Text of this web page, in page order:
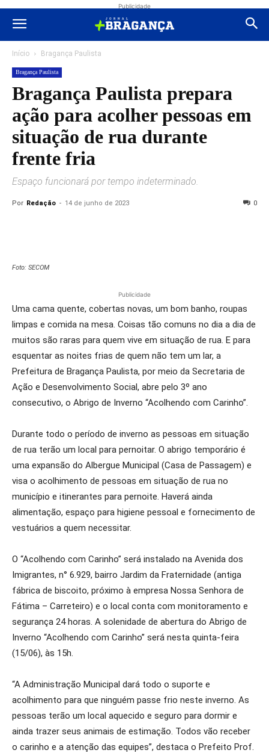
Publicidade
Início Bragança Paulista
Bragança Paulista
Bragança Paulista prepara
ação para acolher pessoas em
situação de rua durante
frente fria
Espaço funcionará por tempo indeterminado.
Por Redação - 14 de junho de 2023 0
Foto: SECOM
Publicidade
Uma cama quente, cobertas novas, um bom banho, roupas
limpas e comida na mesa. Coisas tão comuns no dia a dia de
muitos são raras para quem vive em situação de rua. E para
esquentar as noites frias de quem não tem um lar, a
Prefeitura de Bragança Paulista, por meio da Secretaria de
Ação e Desenvolvimento Social, abre pelo 3º ano
consecutivo, o Abrigo de Inverno “Acolhendo com Carinho”.
Durante todo o período de inverno as pessoas em situação
de rua terão um local para pernoitar. O abrigo temporário é
uma expansão do Albergue Municipal (Casa de Passagem) e
visa o acolhimento de pessoas em situação de rua no
município e itinerantes para pernoite. Haverá ainda
alimentação, espaço para higiene pessoal e fornecimento de
vestuários a quem necessitar.
O “Acolhendo com Carinho” será instalado na Avenida dos
Imigrantes, n° 6.929, bairro Jardim da Fraternidade (antiga
fábrica de biscoito, próximo à empresa Nossa Senhora de
Fátima – Carreteiro) e o local conta com monitoramento e
segurança 24 horas. A solenidade de abertura do Abrigo de
Inverno “Acolhendo com Carinho” será nesta quinta-feira
(15/06), às 15h.
“A Administração Municipal dará todo o suporte e
acolhimento para que ninguém passe frio neste inverno. As
pessoas terão um local aquecido e seguro para dormir e
ainda trazer seus animais de estimação. Todos vão receber
o carinho e a atenção das equipes”, destaca o Prefeito Prof.